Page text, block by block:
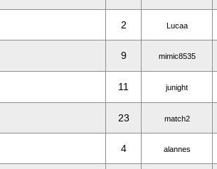
2 Lucaa
9 mimic8535
11 junight
23 match2
4 alannes